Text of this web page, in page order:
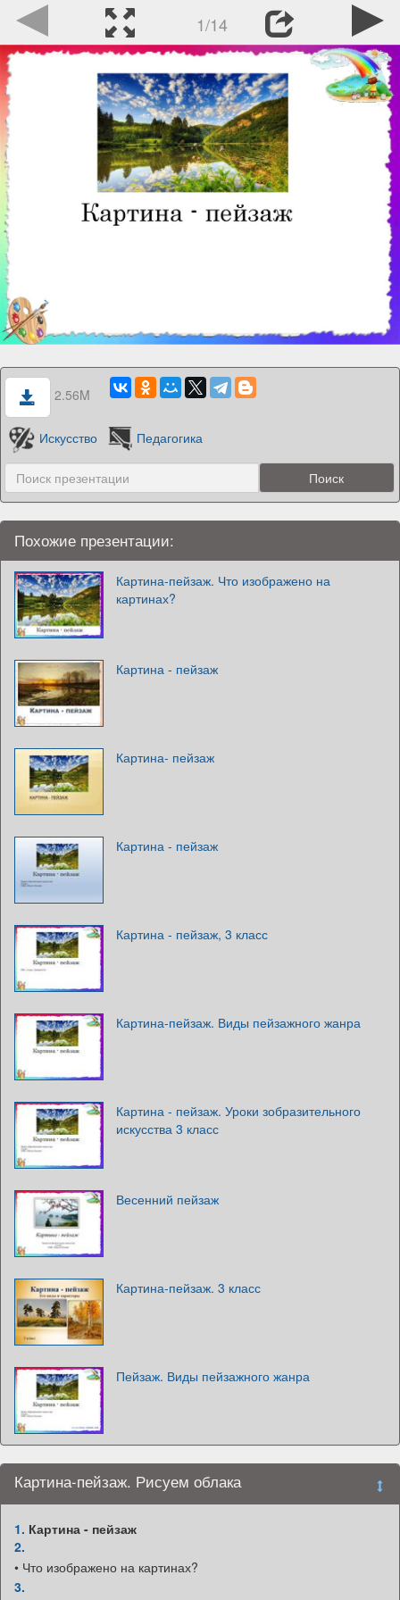
1/14
2.56M
Искусство Педагогика
Похожие презентации:
Картина-пейзаж. Что изображено на
картинах?
Картина - пейзаж
Картина- пейзаж
Картина - пейзаж
Картина - пейзаж, 3 класс
Картина-пейзаж. Виды пейзажного жанра
Картина - пейзаж. Уроки зобразительного
искусства 3 класс
Весенний пейзаж
Картина-пейзаж. 3 класс
Пейзаж. Виды пейзажного жанра
Картина-пейзаж. Рисуем облака
1. Картина - пейзаж
2.
• Что изображено на картинах?
3.